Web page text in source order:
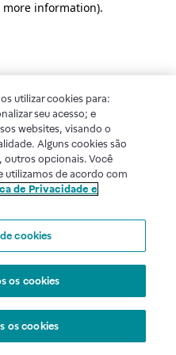
information).
utilizar cookies para:
seu acesso; e
websites, visando o
Alguns cookies são
outros opcionais. Você
utilizamos de acordo com
de Privacidade e
cookies
os cookies
os cookies